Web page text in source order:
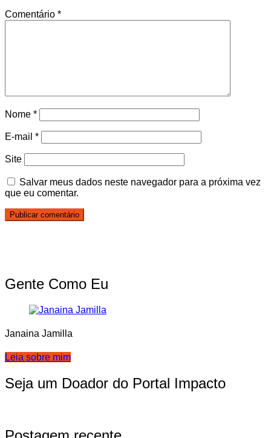
Comentário *
Nome *
E-mail *
Site
Salvar meus dados neste navegador para a próxima vez
que eu comentar.
Gente Como Eu
Janaina Jamilla
Leia sobre mim
Seja um Doador do Portal Impacto